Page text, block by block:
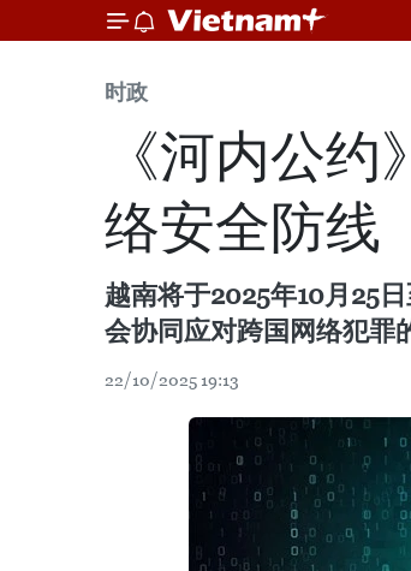
时政
《河内公
络安全防线
越南将于2025年10月25
会协同应对跨国网络犯罪
22/10/2025 19:13